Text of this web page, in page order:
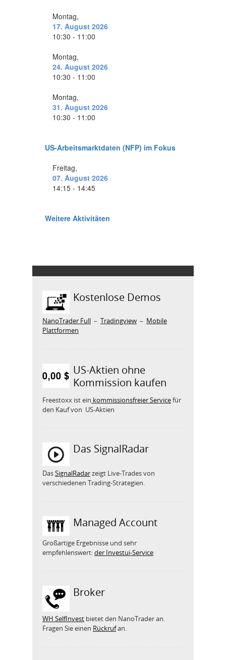
Kostenlose Demos
NanoTrader Full – Tradingview – Mobile
Plattformen
US-Aktien ohne
Kommission kaufen
Freestoxx ist ein kommissionsfreier Servicefür
den Kauf von US-Aktien
Das SignalRadar
DasSignalRadarzeigt Live-Trades von
verschiedenen Trading-Strategien.
Managed Account
Großartige Ergebnisse und sehr
empfehlenswert:der Investui-Service
Broker
WH SelfInvest bietet den NanoTrader an.
Fragen Sie einen Rückrufan.